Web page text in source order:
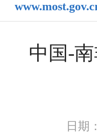
中国-
日期